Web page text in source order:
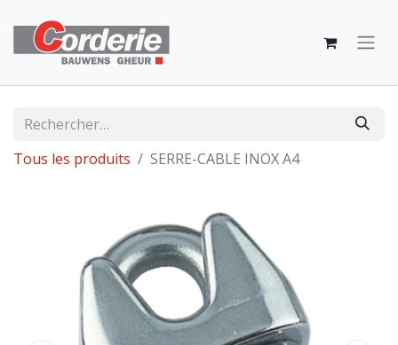
Tous les produits SERRE-CABLE INOX A4